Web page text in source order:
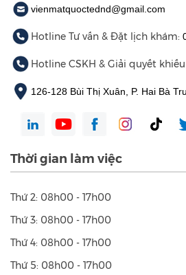
Thông tin liên hệ
Hotline CSKH & Giải quyết
126-128 Bùi Thị Xuân, P. Hai Bà
Thời gian làm việc
Thứ 2: 08h00 - 17h00
Thứ 3: 08h00 - 17h00